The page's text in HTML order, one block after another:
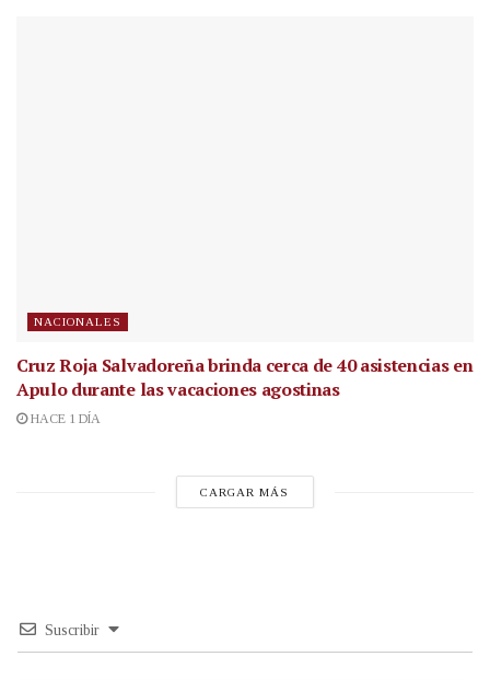
NACIONALES
Cruz Roja Salvadoreña brinda cerca de 40 asistencias en
Apulo durante las vacaciones agostinas
HACE 1 DÍA
CARGAR MÁS
Suscribir